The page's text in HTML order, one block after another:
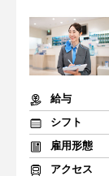
給与
シフト
雇用形態
アクセス